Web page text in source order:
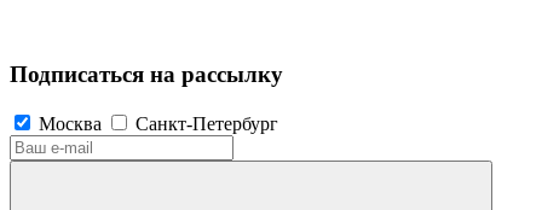
Подписаться на рассылку
Москва Санкт-Петербург